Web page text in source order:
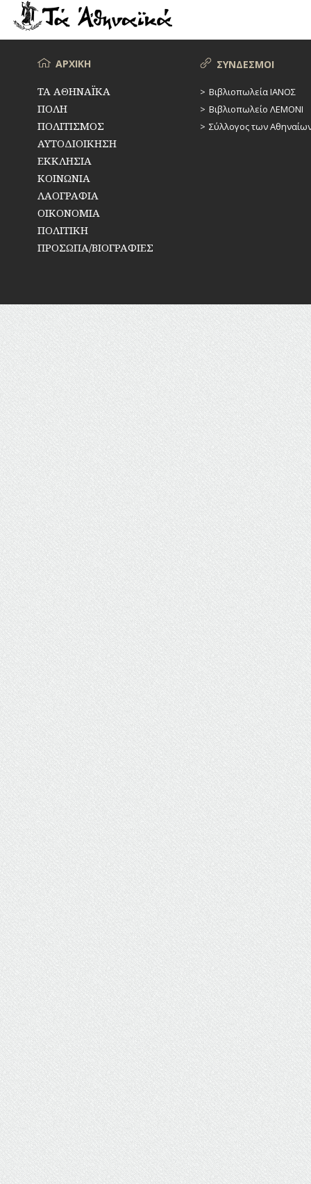
ΜενούΑΡΧΙΚΗ
ΤΑ ΑΘΗΝΑΪΚΑ
ΠΟΛΗ
ΠΟΛΙΤΙΣΜΟΣ
ΑΥΤΟΔΙΟΙΚΗΣΗ
ΕΚΚΛΗΣΙΑ
ΚΟΙΝΩΝΙΑ
ΛΑΟΓΡΑΦΙΑ
ΟΙΚΟΝΟΜΙΑ
ΠΟΛΙΤΙΚΗ
ΠΡΟΣΩΠΑ/ΒΙΟΓΡΑΦΙΕΣ
ΣΥΝΔΕΣΜΟΙ
Βιβλιοπωλεία ΙΑΝΟΣ
Βιβλιοπωλείο ΛΕΜΟΝΙ
Σύλλογος των